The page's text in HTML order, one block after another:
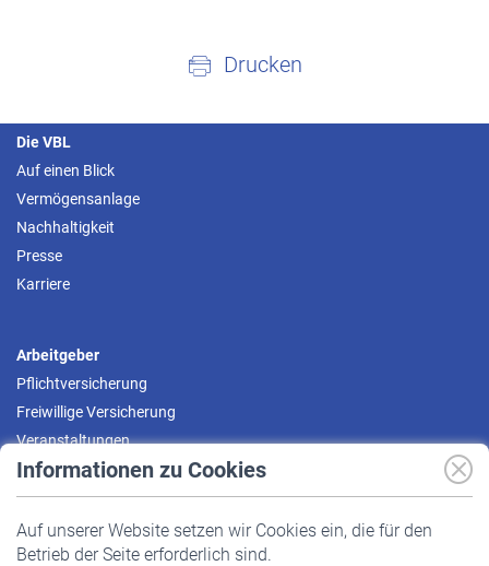
Informationen zu Cookies
Auf unserer Website setzen wir Cookies ein, die für den
Betrieb der Seite erforderlich sind.
Drucken
Die VBL
Auf einen Blick
Vermögensanlage
Nachhaltigkeit
Presse
Karriere
Arbeitgeber
Pflichtversicherung
Freiwillige Versicherung
Veranstaltungen
Pflichtversicherung